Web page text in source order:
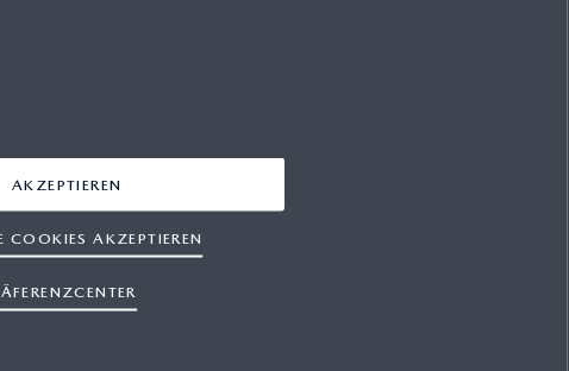
INSTAGRAM
COOKIES AKZEPTIEREN
AKZEPTIEREN